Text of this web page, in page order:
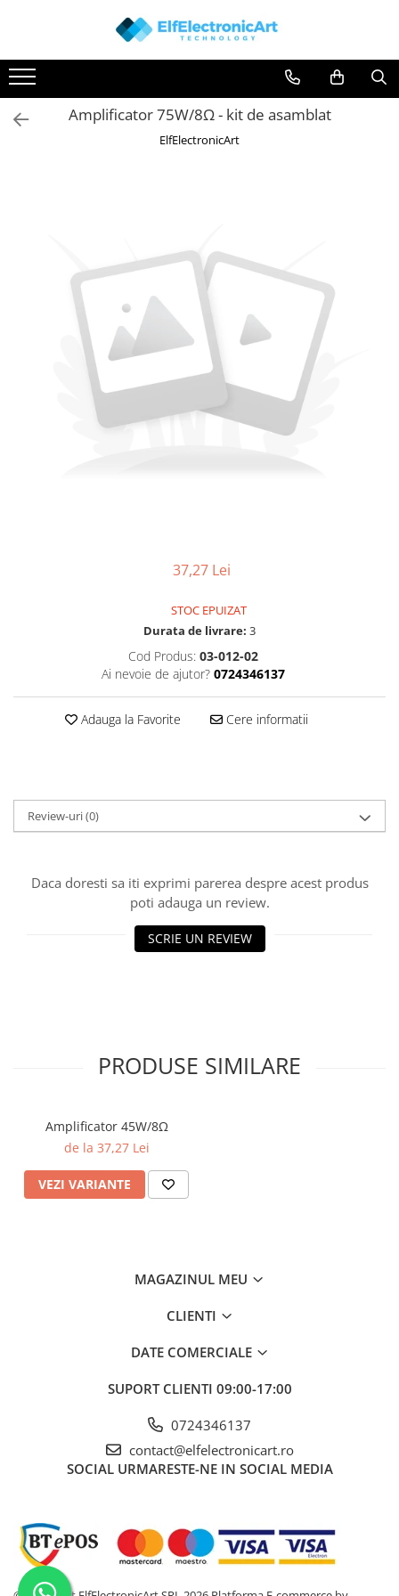
Toate Produsele
Audio
Auto
Instrumente de masura si control
Termometre
Osciloscoape
Osciloscoape AXIOMET
Osciloscoape B&K PRECISION
Osciloscoape ROHDE & SCHWARZ
Osciloscoape TELEDYNE LECROY
Osciloscoape UNI-T
Amplificator 75W/8Ω - kit de asamblat
ElfElectronicArt
37,27 Lei
STOC EPUIZAT
Durata de livrare: 3
Cod Produs: 03-012-02
Ai nevoie de ajutor? 0724346137
Adauga la Favorite Cere informatii
Review-uri(0)
Daca doresti sa iti exprimi parerea despre acest produs
poti adauga un review.
SCRIE UN REVIEW
PRODUSE SIMILARE
Amplificator 45W/8Ω
de la 37,27 Lei
VEZI VARIANTE
MAGAZINUL MEU
CLIENTI
DATE COMERCIALE
SUPORT CLIENTI 09:00-17:00
0724346137
contact@elfelectronicart.ro
SOCIAL URMARESTE-NE IN SOCIAL MEDIA